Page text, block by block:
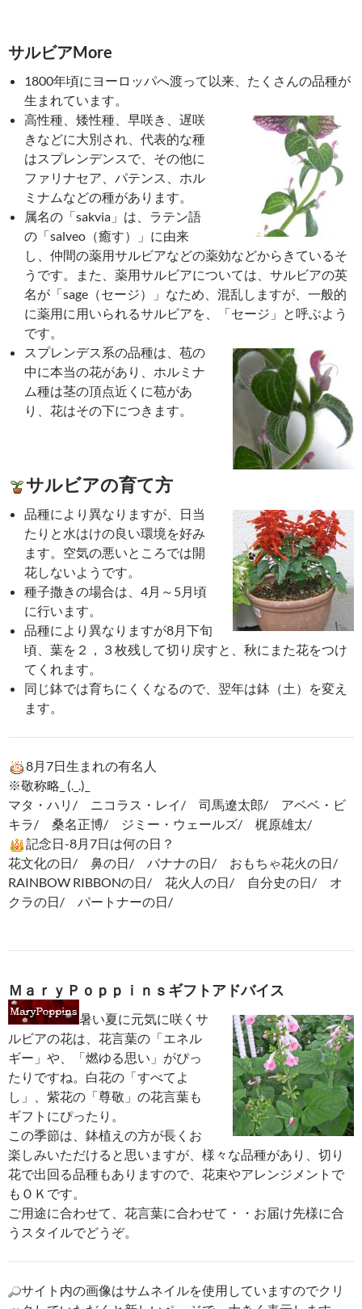
サルビアMore
1800年頃にヨーロッパへ渡って以来、たくさんの品種が
生まれています。
高性種、矮性種、早咲き、遅咲
きなどに大別され、代表的な種
はスプレンデンスで、その他に
ファリナセア、パテンス、ホル
ミナムなどの種があります。
属名の「sakvia」は、ラテン語
の「salveo（癒す）」に由来
し、仲間の薬用サルビアなどの薬効などからきているそ
うです。また、薬用サルビアについては、サルビアの英
名が「sage（セージ）」なため、混乱しますが、一般的
に薬用に用いられるサルビアを、「セージ」と呼ぶよう
です。
スプレンデス系の品種は、苞の
中に本当の花があり、ホルミナ
ム種は茎の頂点近くに苞があ
り、花はその下につきます。
サルビアの育て方
品種により異なりますが、日当
たりと水はけの良い環境を好み
ます。空気の悪いところでは開
花しないようです。
種子撒きの場合は、4月～5月頃
に行います。
品種により異なりますが8月下旬
頃、葉を２，３枚残して切り戻すと、秋にまた花をつけ
てくれます。
同じ鉢では育ちにくくなるので、翌年は鉢（土）を変え
ます。
8月7日生まれの有名人
※敬称略_ (._.)_
マタ・ハリ/ ニコラス・レイ/ 司馬遼太郎/ アベベ・ビ
キラ/ 桑名正博/ ジミー・ウェールズ/ 梶原雄太/
記念日-8月7日は何の日？
花文化の日/ 鼻の日/ バナナの日/ おもちゃ花火の日/
RAINBOW RIBBONの日/ 花火人の日/ 自分史の日/ オ
クラの日/ パートナーの日/
ＭａｒｙＰｏｐｐｉｎｓギフトアドバイス
暑い夏に元気に咲くサ
ルビアの花は、花言葉の「エネル
ギー」や、「燃ゆる思い」がぴっ
たりですね。白花の「すべてよ
し」、紫花の「尊敬」の花言葉も
ギフトにぴったり。
この季節は、鉢植えの方が長くお
楽しみいただけると思いますが、様々な品種があり、切り
花で出回る品種もありますので、花束やアレンジメントで
もＯＫです。
ご用途に合わせて、花言葉に合わせて・・お届け先様に合
うスタイルでどうぞ。
サイト内の画像はサムネイルを使用していますのでクリ